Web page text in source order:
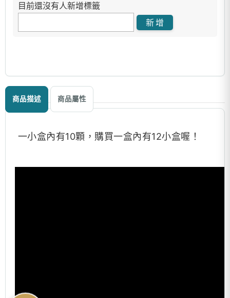
目前還沒有人新增標籤
商品描述 商品屬性
一小盒內有10顆，購買一盒內有12小盒喔！